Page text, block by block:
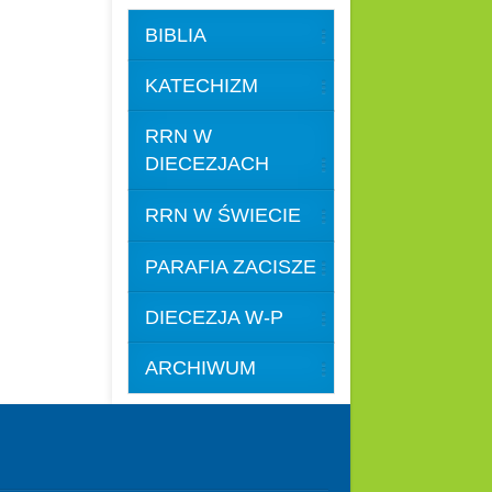
BIBLIA
KATECHIZM
RRN W
DIECEZJACH
RRN W ŚWIECIE
PARAFIA ZACISZE
DIECEZJA W-P
ARCHIWUM